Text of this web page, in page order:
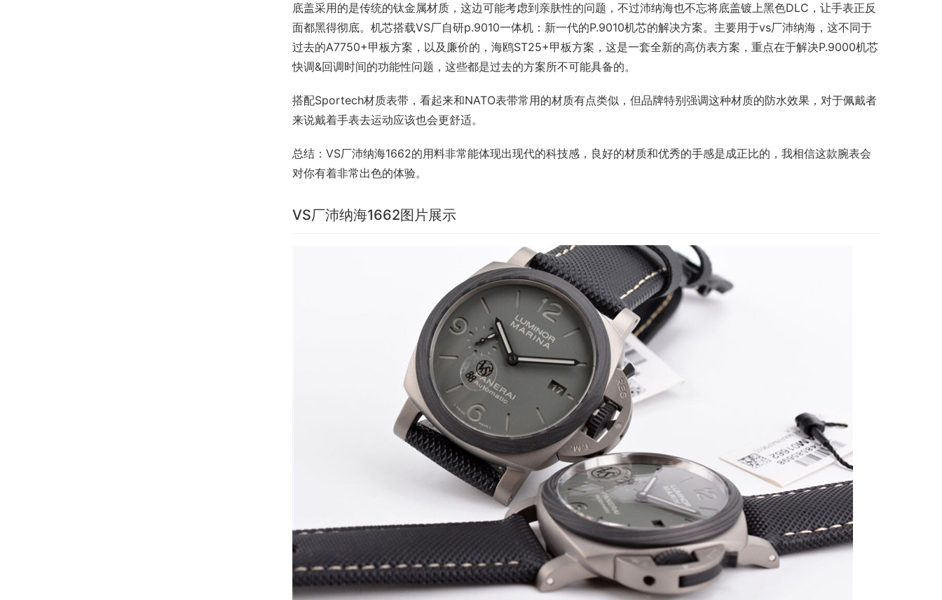
底盖采用的是传统的钛金属材质，这边可能考虑到亲肤性的问题，不过沛纳海也不忘将底盖镀上黑色DLC，让手表正反
面都黑得彻底。机芯搭载VS厂自研p.9010一体机：新一代的P.9010机芯的解决方案。主要用于vs厂沛纳海，这不同于
过去的A7750+甲板方案，以及廉价的，海鸥ST25+甲板方案，这是一套全新的高仿表方案，重点在于解决P.9000机芯
快调&回调时间的功能性问题，这些都是过去的方案所不可能具备的。
搭配Sportech材质表带，看起来和NATO表带常用的材质有点类似，但品牌特别强调这种材质的防水效果，对于佩戴者
来说戴着手表去运动应该也会更舒适。
总结：VS厂沛纳海1662的用料非常能体现出现代的科技感，良好的材质和优秀的手感是成正比的，我相信这款腕表会
对你有着非常出色的体验。
VS厂沛纳海1662图片展示